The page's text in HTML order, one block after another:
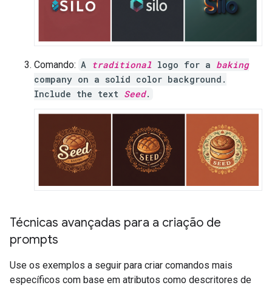
Comando: A traditional logo for a baking
company on a solid color background.
Include the text Seed.
Técnicas avançadas para a criação de
prompts
Use os exemplos a seguir para criar comandos mais
específicos com base em atributos como descritores de